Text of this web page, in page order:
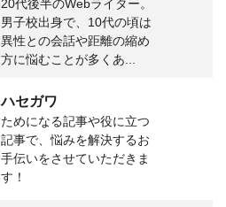
20代後半のWebライター。
男子校出身で、10代の頃は
異性との会話や距離の縮め
方に悩むことが多くあ...
ハセガワ
ためになる記事や役に立つ
記事で、悩みを解決するお
手伝いをさせていただきま
す！